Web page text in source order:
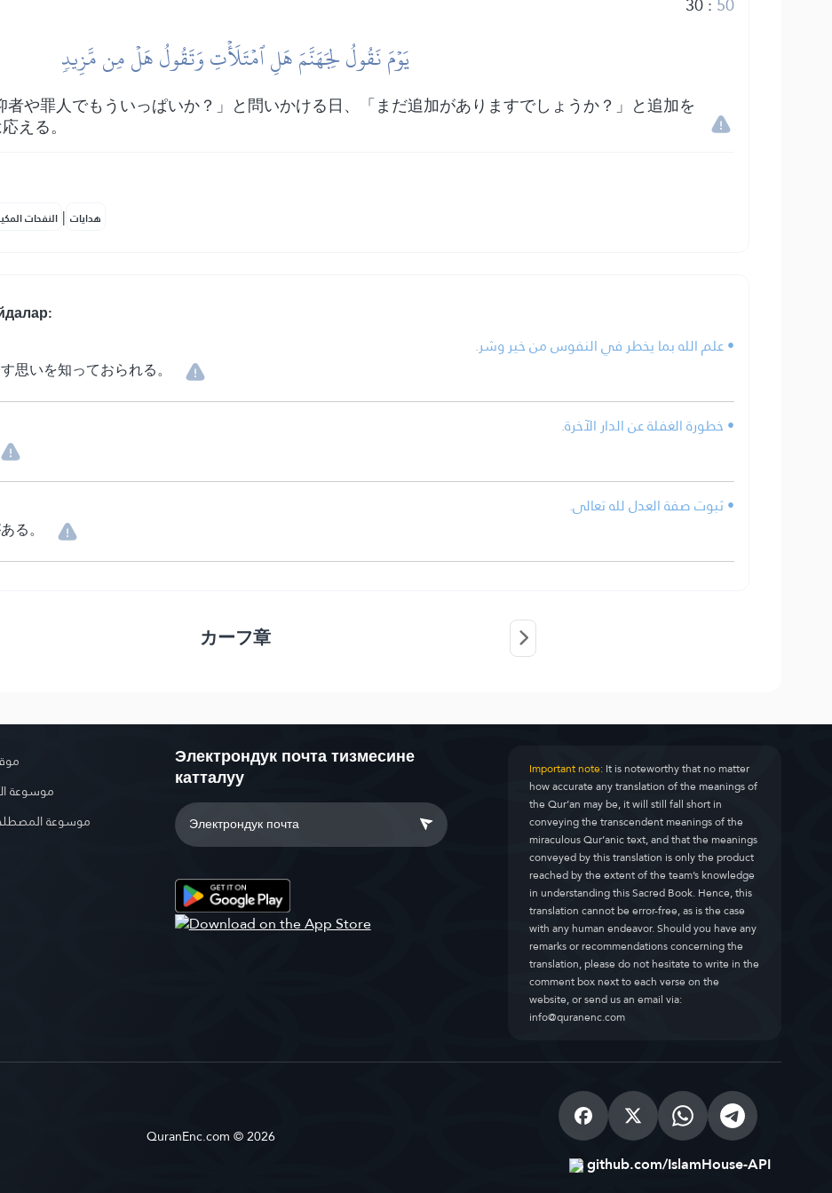
يَوۡمَ نَقُولُ لِجَهَنَّمَ هَلِ ٱمۡتَلَأۡتِ وَتَقُولُ هَلۡ مِن مَّزِيدٖ
や罪人でもういっぱいか？」と問いかける日、「まだ追加がありますでしょうか？」と追加を
える。
النفحات | هدايات
• علم الله بما يخطر في النفوس من خير وشر.
思いを知っておられる。
• خطورة الغفلة عن الدار الآخرة.
• ثبوت صفة العدل لله تعالى.
る。
カーフ章
موسوعة
موسوعة
Электрондук почта тизмесине
катталуу Important note:It is noteworthy that no matter
how accurate any translation of the meanings of
the Qur’an may be, it will still fall short in
conveying the transcendent meanings of the
miraculous Qur’anic text, and that the meanings
conveyed by this translation is only the product
reached by the extent of the team’s knowledge
in understanding this Sacred Book. Hence, this
translation cannot be error-free, as is the case
with any human endeavor. Should you have any
remarks or recommendations concerning the
translation, please do not hesitate to write in the
comment box next to each verse on the
website, or send us an email via:
info@quranenc.com
QuranEnc.com © 2026
github.com/IslamHouse-API